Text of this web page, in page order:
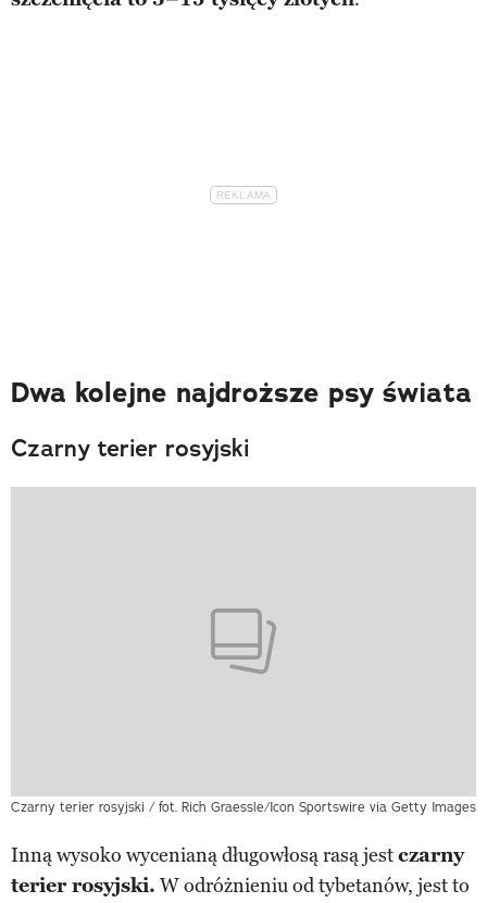
Dwa kolejne najdroższe psy świata
Czarny terier rosyjski
Czarny terier rosyjski / fot. Rich Graessle/Icon Sportswire via Getty Images
Inną wysoko wycenianą długowłosą rasą jestczarny
terier rosyjski. W odróżnieniu od tybetanów, jest to